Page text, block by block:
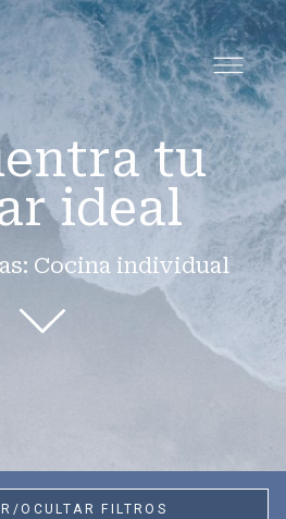
tu
ideal
Cocina individual
OCULTAR FILTROS